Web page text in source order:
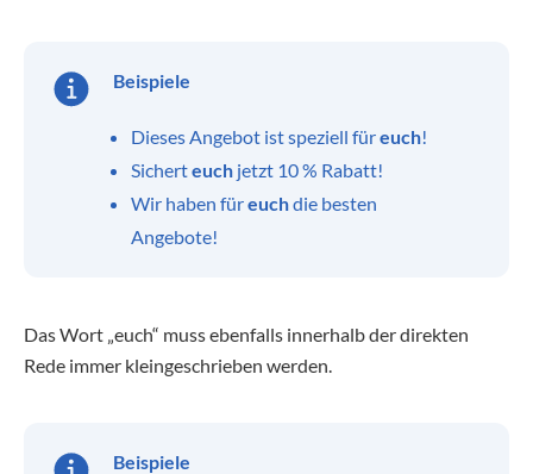
Beispiele
Dieses Angebot ist speziell füreuch!
Sicherteuch jetzt 10 % Rabatt!
Wir haben füreuchdie besten
Angebote!
Das Wort „euch“ muss ebenfalls innerhalb der direkten
Rede immer kleingeschrieben werden.
Beispiele